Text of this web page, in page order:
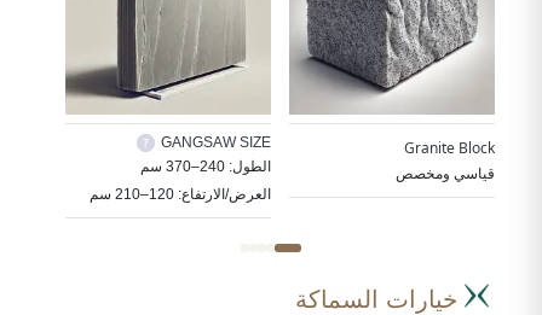
Granite Block
قياسي ومخصص
GANGSAW SIZE
الطول: 240–370 سم
العرض/الارتفاع: 120–210 سم
خيارات السماكة